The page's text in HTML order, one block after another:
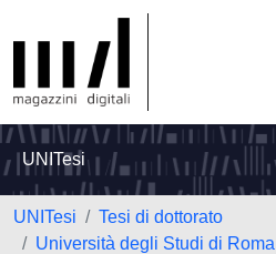
UNITesi
UNITesi
Tesi di dottorato
Università degli Studi di Roma